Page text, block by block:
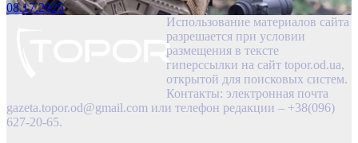
08.17.2025
Использование материалов сайта
разрешается при условии
размещения в тексте
гиперссылки на сайт topor.od.ua,
открытой для поисковых систем.
Контакты: электронная почта
gazeta.topor.od@gmail.com или телефон редакции – +38(096)
627-20-65.